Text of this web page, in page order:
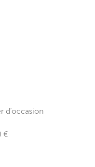
d’occasion
€